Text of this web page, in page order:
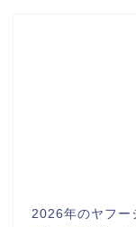
2026年のヤフー